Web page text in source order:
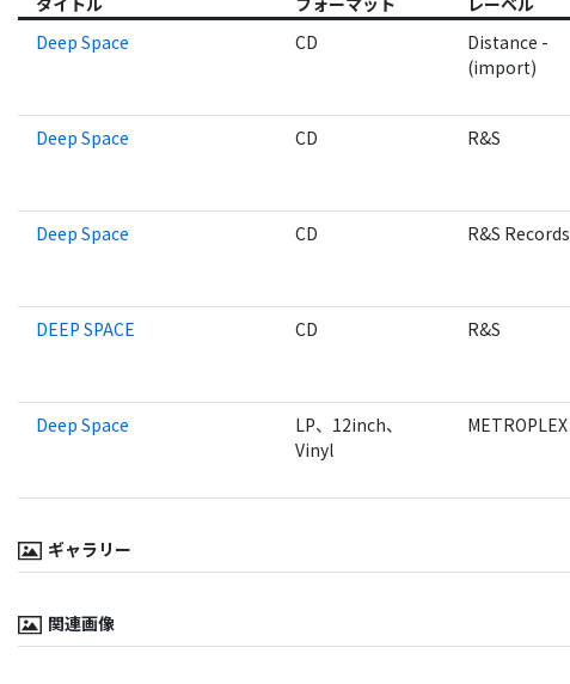
Deep Space
CD
Distance -
(import)
Deep Space CD R&S
Deep Space CD R&S Records
DEEP SPACE CD R&S
Deep Space
LP、12inch、
Vinyl
METROPLEX
ギャラリー
関連画像